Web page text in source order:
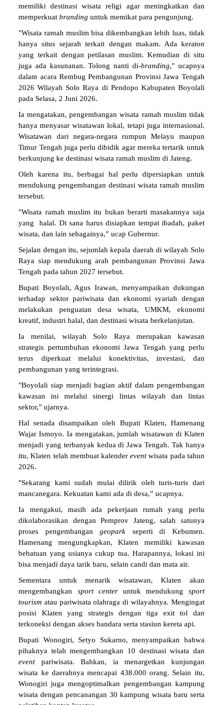
memiliki destinasi wisata religi agar meningkatkan dan
memperkuatbrandinguntuk memikat para pengunjung.
"Wisata ramah muslim bisa dikembangkan lebih luas, tidak
hanya situs sejarah terkait dengan makam. Ada keraton
yang terkait dengan petilasan muslim. Kemudian di situ
juga ada kasunanan. Tolong nanti di-branding," ucapnya
dalam acara Rembug Pembangunan Provinsi Jawa Tengah
2026 Wilayah Solo Raya di Pendopo Kabupaten Boyolali
pada Selasa, 2 Juni 2026.
Ia mengatakan, pengembangan wisata ramah muslim tidak
hanya menyasar wisatawan lokal, tetapi juga internasional.
Wisatawan dari negara-negara rumpun Melayu maupun
Timur Tengah juga perlu dibidik agar mereka tertarik untuk
berkunjung ke destinasi wisata ramah muslim di Jateng.
Oleh karena itu, berbagai hal perlu dipersiapkan untuk
mendukung pengembangan destinasi wisata ramah muslim
tersebut.
"Wisata ramah muslim itu bukan berarti masakannya saja
yang halal. Di sana harus disiapkan tempat ibadah, paket
wisata, dan lain sebagainya,” ucap Gubernur.
Sejalan dengan itu, sejumlah kepala daerah di wilayah Solo
Raya siap mendukung arah pembangunan Provinsi Jawa
Tengah pada tahun 2027 tersebut.
Bupati Boyolali, Agus Irawan, menyampaikan dukungan
terhadap sektor pariwisata dan ekonomi syariah dengan
melakukan penguatan desa wisata, UMKM, ekonomi
kreatif, industri halal, dan destinasi wisata berkelanjutan.
Ia menilai, wilayah Solo Raya merupakan kawasan
strategis pertumbuhan ekonomi Jawa Tengah yang perlu
terus diperkuat melalui konektivitas, investasi, dan
pembangunan yang terintegrasi.
"Boyolali siap menjadi bagian aktif dalam pengembangan
kawasan ini melalui sinergi lintas wilayah dan lintas
sektor," ujarnya.
Hal senada disampaikan oleh Bupati Klaten, Hamenang
Wajar Ismoyo. Ia mengatakan, jumlah wisatawan di Klaten
menjadi yang terbanyak kedua di Jawa Tengah. Tak hanya
itu, Klaten telah membuat kalendereventwisata pada tahun
2026.
"Sekarang kami sudah mulai dilirik oleh turis-turis dari
mancanegara. Kekuatan kami ada di desa,” ucapnya.
Ia mengakui, masih ada pekerjaan rumah yang perlu
dikolaborasikan dengan Pemprov Jateng, salah satunya
proses pengembangangeopark seperti di Kebumen.
Hamenang mengungkapkan, Klaten memiliki kawasan
bebatuan yang usianya cukup tua. Harapannya, lokasi ini
bisa menjadi daya tarik baru, selain candi dan mata air.
Sementara untuk menarik wisatawan, Klaten akan
mengembangkan sport centeruntuk mendukung sport
tourism atau pariwisata olahraga di wilayahnya. Mengingat
posisi Klaten yang strategis dengan tiga exit tol dan
terkoneksi dengan akses bandara serta stasiun kereta api.
Bupati Wonogiri, Setyo Sukarno, menyampaikan bahwa
pihaknya telah mengembangkan 10 destinasi wisata dan
event pariwisata. Bahkan, ia menargetkan kunjungan
wisata ke daerahnya mencapai 438.000 orang. Selain itu,
Wonogiri juga mengoptimalkan pengembangan kampung
wisata dengan pencanangan 30 kampung wisata baru serta